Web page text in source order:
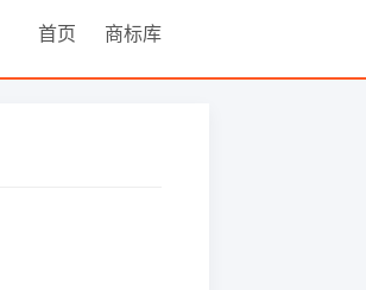
首页 商标库